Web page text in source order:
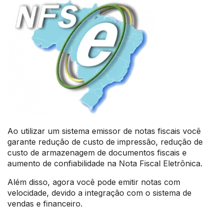
Ao utilizar um sistema emissor de notas fiscais você
garante redução de custo de impressão, redução de
custo de armazenagem de documentos fiscais e
aumento de confiabilidade na Nota Fiscal Eletrônica.
Além disso, agora você pode emitir notas com
velocidade, devido a integração com o sistema de
vendas e financeiro.